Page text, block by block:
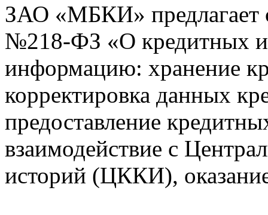
ЗАО «МБКИ» предлагает
№218-ФЗ «О кредитных
информацию: хранение
корректировка данных
предоставление
взаимодействие с
историй (ЦККИ),